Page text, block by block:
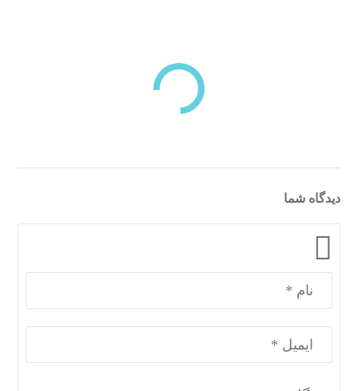
دسته‌بندی‌های منتخب برای شما
دیدگاه شما